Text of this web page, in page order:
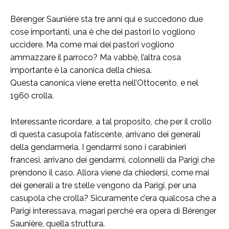
Bérenger Saunière sta tre anni qui e succedono due
cose importanti, una è che dei pastori lo vogliono
uccidere. Ma come mai dei pastori vogliono
ammazzare il parroco? Ma vabbè, l’altra cosa
importante è la canonica della chiesa.
Questa canonica viene eretta nell’Ottocento, e nel
1960 crolla.
Interessante ricordare, a tal proposito, che per il crollo
di questa casupola fatiscente, arrivano dei generali
della gendarmeria. I gendarmi sono i carabinieri
francesi, arrivano dei gendarmi, colonnelli da Parigi che
prendono il caso. Allora viene da chiedersi, come mai
dei generali a tre stelle vengono da Parigi, per una
casupola che crolla? Sicuramente c’era qualcosa che a
Parigi interessava, magari perché era opera di Bérenger
Saunière, quella struttura.